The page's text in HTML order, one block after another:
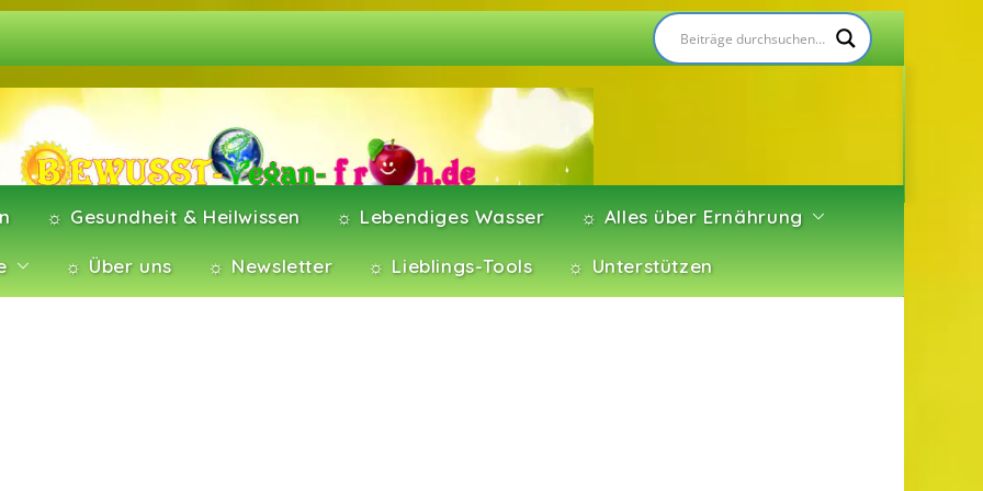
☼ Gesundheit & Heilwissen ☼ Lebendiges Wasser ☼ Alles über Ernährung
☼ Über uns ☼ Newsletter ☼ Lieblings-Tools ☼ Unterstützen